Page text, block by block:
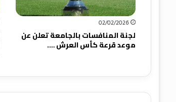
02/02/2026
لجنة المنافسات بالجامعة تعلن عن
موعد قرعة كأس العرش ….